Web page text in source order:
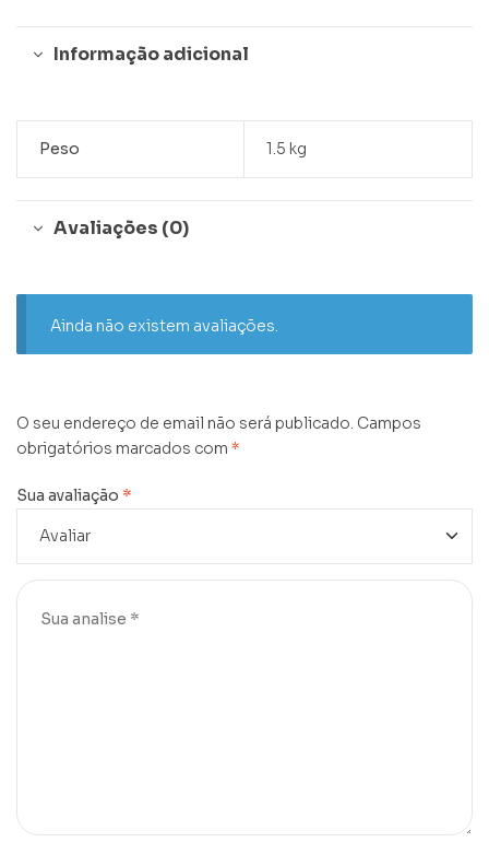
Informação adicional
Peso 1.5 kg
Avaliações (0)
Ainda não existem avaliações.
O seu endereço de email não será publicado. Campos
obrigatórios marcados com *
Sua avaliação *